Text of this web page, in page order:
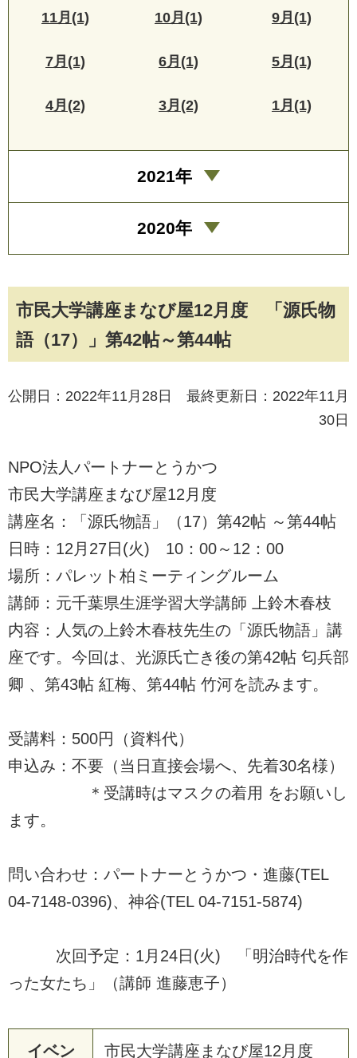
市民大学講座まなび屋12月度 「源氏物
語（17）」第42帖～第44帖
公開日：2022年11月28日 最終更新日：2022年11月
30日
NPO法人パートナーとうかつ
市民大学講座まなび屋12月度
講座名：「源氏物語」（17）第42帖 ～第44帖
日時：12月27日(火) 10：00～12：00
場所：パレット柏ミーティングルーム
講師：元千葉県生涯学習大学講師 上鈴木春枝
内容：人気の上鈴木春枝先生の「源氏物語」講
座です。今回は、光源氏亡き後の第42帖 匂兵部
卿 、第43帖 紅梅、第44帖 竹河を読みます。
受講料：500円（資料代）
申込み：不要（当日直接会場へ、先着30名様）
＊受講時はマスクの着用 をお願いし
ます。
問い合わせ：パートナーとうかつ・進藤(TEL
04-7148-0396)、神谷(TEL 04-7151-5874)
次回予定：1月24日(火) 「明治時代を作
った女たち」（講師 進藤恵子）
イベン 市民大学講座まなび屋12月度
11月(1) 10月(1) 9月(1)
7月(1) 6月(1) 5月(1)
4月(2) 3月(2) 1月(1)
2021年
2020年